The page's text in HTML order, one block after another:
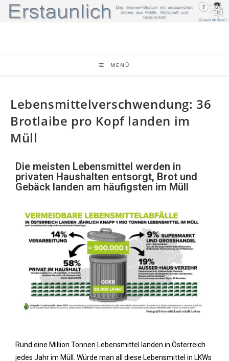
MENÜ
Lebensmittelverschwendung: 36
Brotlaibe pro Kopf landen im
Müll
Die meisten Lebensmittel werden in
privaten Haushalten entsorgt, Brot und
Gebäck landen am häufigsten im Müll
Rund eine Million Tonnen Lebensmittel landen in Österreich
jedes Jahr im Müll. Würde man all diese Lebensmittel in LKWs